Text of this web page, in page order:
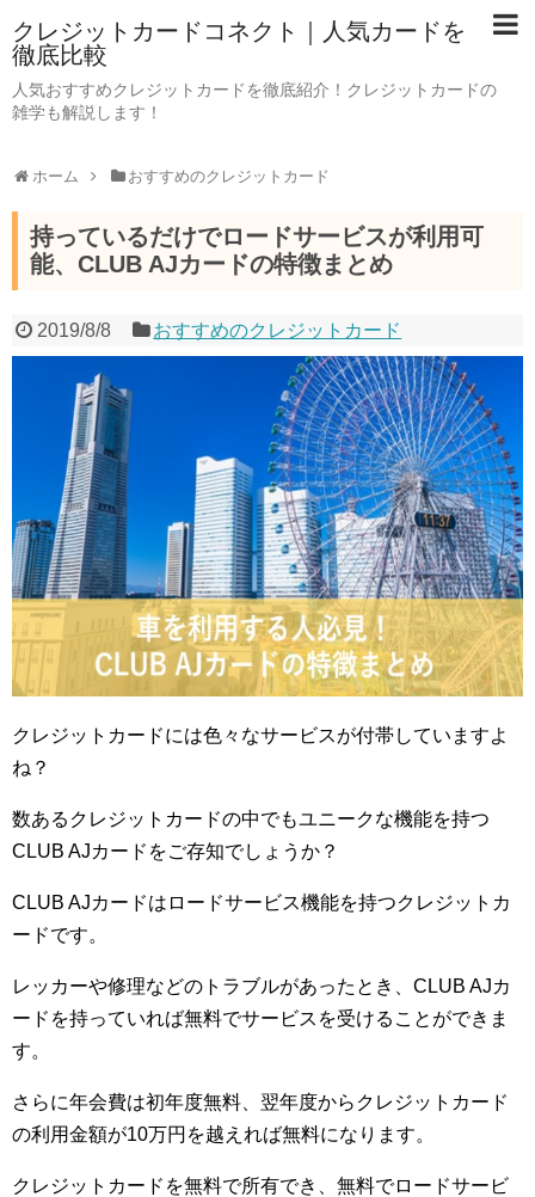
クレジットカードコネクト｜人気カードを
徹底比較
人気おすすめクレジットカードを徹底紹介！クレジットカードの
雑学も解説します！
ホーム おすすめのクレジットカード
持っているだけでロードサービスが利用可
能、CLUB AJカードの特徴まとめ
2019/8/8 おすすめのクレジットカード
クレジットカードには色々なサービスが付帯していますよ
ね？
数あるクレジットカードの中でもユニークな機能を持つ
CLUB AJカードをご存知でしょうか？
CLUB AJカードはロードサービス機能を持つクレジットカ
ードです。
レッカーや修理などのトラブルがあったとき、CLUB AJカ
ードを持っていれば無料でサービスを受けることができま
す。
さらに年会費は初年度無料、翌年度からクレジットカード
の利用金額が10万円を越えれば無料になります。
クレジットカードを無料で所有でき、無料でロードサービ